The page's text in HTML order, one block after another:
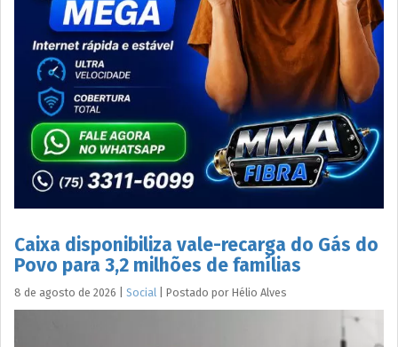
Caixa disponibiliza vale-recarga do Gás do
Povo para 3,2 milhões de famílias
8 de agosto de 2026 Social Postado por Hélio Alves